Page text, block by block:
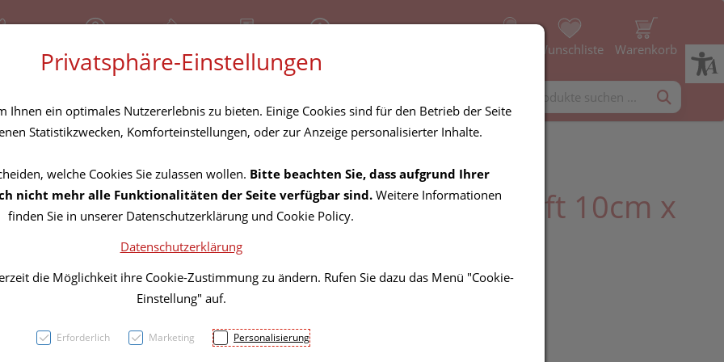
Geschlossen Über uns Rezept-Anfrage Wunschliste Warenkorb
Hansaplast med soft 10cm x
5,65 EUR
Privatsphäre-Einstellungen
Ihnen ein optimales Nutzererlebnis zu bieten. Einige Cookies sind für den Betrieb der Seite
Statistikzwecken, Komforteinstellungen, oder zur Anzeige personalisierter Inhalte.
welche Cookies Sie zulassen wollen. Bitte beachten Sie, dass aufgrund Ihrer
nicht mehr alle Funktionalitäten der Seite verfügbar sind. Weitere Informationen
finden Sie in unserer Datenschutzerklärung und Cookie Policy.
Datenschutzerklärung
die Möglichkeit ihre Cookie-Zustimmung zu ändern. Rufen Sie dazu das Menü "Cookie-
Einstellung" auf.
Erforderlich Marketing Personalisierung